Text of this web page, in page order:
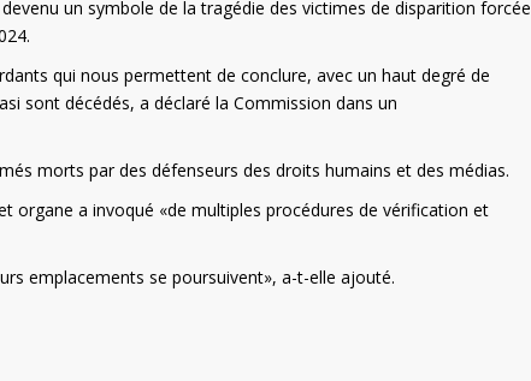
un symbole de la tragédie des victimes de disparition forcée
qui nous permettent de conclure, avec un haut degré de
sont décédés, a déclaré la Commission dans un
morts par des défenseurs des droits humains et des médias.
organe a invoqué «de multiples procédures de vérification et
emplacements se poursuivent», a-t-elle ajouté.